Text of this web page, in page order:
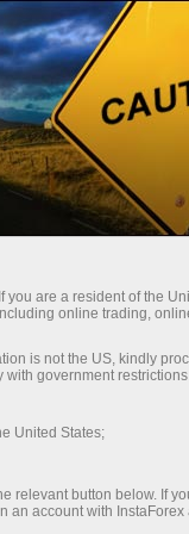
à
you are a resident of the
online trading,
is not the US, kindly
with government
United States;
relevant button below. If
an account with InstaForex